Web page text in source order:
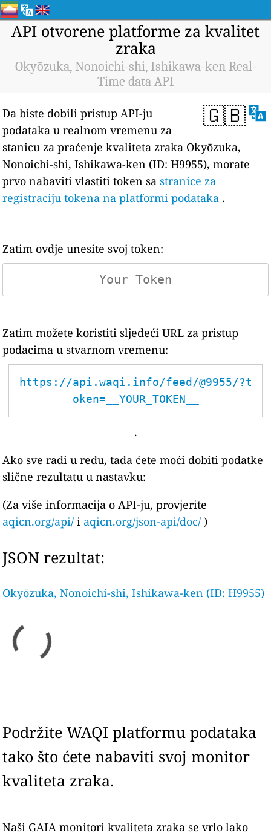
API otvorene platforme za kvalitet
zraka
Okyōzuka, Nonoichi-shi, Ishikawa-ken Real-
Time data API
🇬🇧
Da biste dobili pristup API-ju
podataka u realnom vremenu za
stanicu za praćenje kvaliteta zraka Okyōzuka,
Nonoichi-shi, Ishikawa-ken (ID: H9955), morate
prvo nabaviti vlastiti token sastranice za
registraciju tokena na platformi podataka .
Zatim ovdje unesite svoj token:
Zatim možete koristiti sljedeći URL za pristup
podacima u stvarnom vremenu:
https://api.waqi.info/feed/@9955/?t
oken=__YOUR_TOKEN__
.
Ako sve radi u redu, tada ćete moći dobiti podatke
slične rezultatu u nastavku:
(Za više informacija o API-ju, provjerite
aqicn.org/api/ i aqicn.org/json-api/doc/ )
JSON rezultat:
Okyōzuka, Nonoichi-shi, Ishikawa-ken (ID: H9955)
Podržite WAQI platformu podataka
tako što ćete nabaviti svoj monitor
kvaliteta zraka.
Naši GAIA monitori kvaliteta zraka se vrlo lako